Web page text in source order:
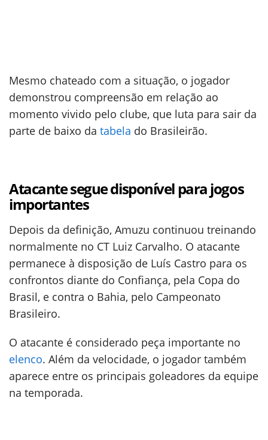
Mesmo chateado com a situação, o jogador
demonstrou compreensão em relação ao
momento vivido pelo clube, que luta para sair da
parte de baixo da tabela do Brasileirão.
Atacante segue disponível para jogos
importantes
Depois da definição, Amuzu continuou treinando
normalmente no CT Luiz Carvalho. O atacante
permanece à disposição de Luís Castro para os
confrontos diante do Confiança, pela Copa do
Brasil, e contra o Bahia, pelo Campeonato
Brasileiro.
O atacante é considerado peça importante no
elenco. Além da velocidade, o jogador também
aparece entre os principais goleadores da equipe
na temporada.